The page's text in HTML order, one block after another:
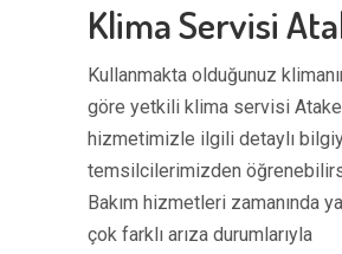
Klima Servisi
Kullanmakta olduğunuz
göre yetkili klima servisi
hizmetimizle ilgili detaylı
temsilcilerimizden
Bakım hizmetleri zamanında
çok farklı arıza durumlarıyla